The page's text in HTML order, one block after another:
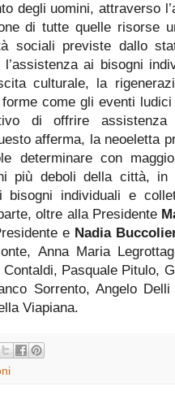
degli uomini, attraverso
di tutte quelle risorse
sociali previste dallo
ai bisogni
culturale, la
come gli eventi
di offrire
afferma, la neoeletta
determinare con
più deboli della città, in
bisogni individuali e
oltre alla Presidente
e Nadia
Anna Maria
Pasquale Pitulo,
Sorrento, Angelo
Viapiana.